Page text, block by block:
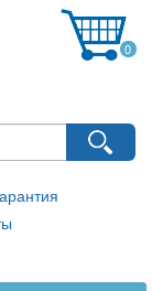
0
Закрыть